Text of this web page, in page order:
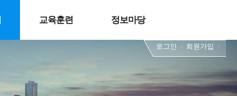
교육훈련 정보마당
로그인 회원가입